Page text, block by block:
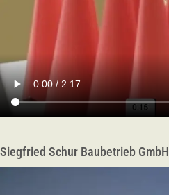
Siegfried Schur Baubetrieb GmbH